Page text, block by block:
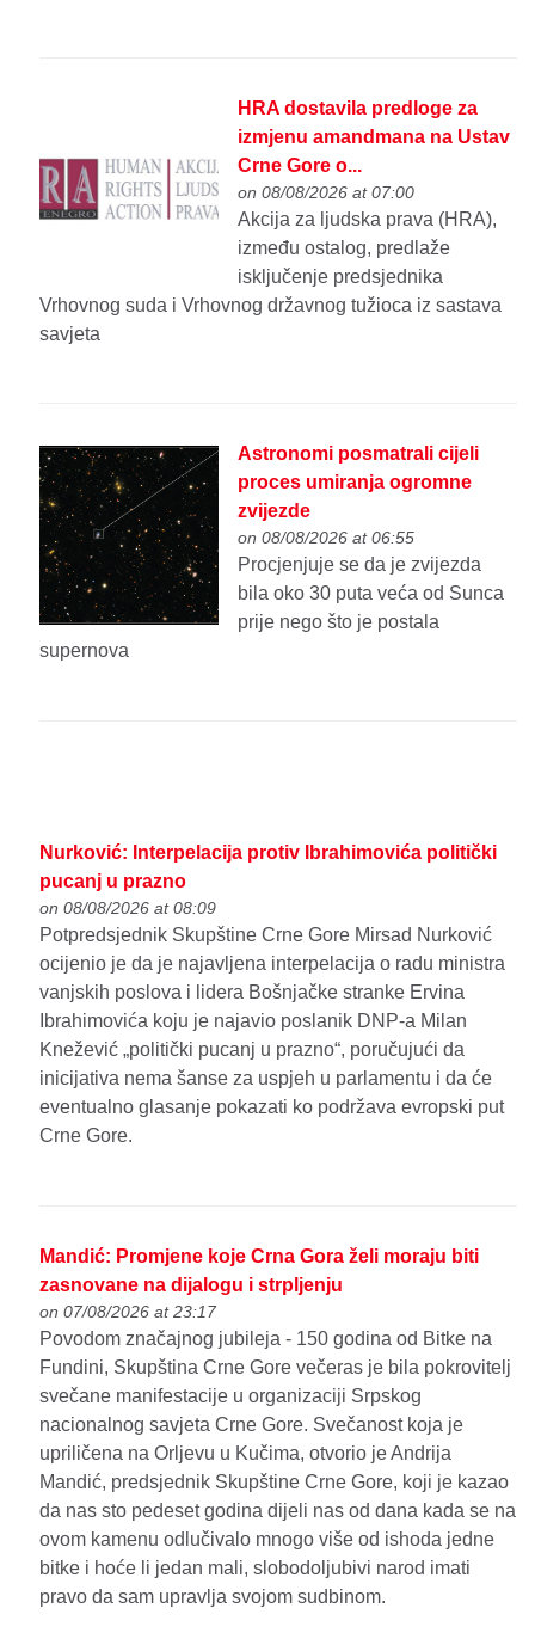
HRA dostavila predloge za
izmjenu amandmana na Ustav
Crne Gore o...
on 08/08/2026 at 07:00
Akcija za ljudska prava (HRA),
između ostalog, predlaže
isključenje predsjednika
Vrhovnog suda i Vrhovnog državnog tužioca iz sastava
savjeta
Astronomi posmatrali cijeli
proces umiranja ogromne
zvijezde
on 08/08/2026 at 06:55
Procjenjuje se da je zvijezda
bila oko 30 puta veća od Sunca
prije nego što je postala
supernova
Nurković: Interpelacija protiv Ibrahimovića politički
pucanj u prazno
on 08/08/2026 at 08:09
Potpredsjednik Skupštine Crne Gore Mirsad Nurković
ocijenio je da je najavljena interpelacija o radu ministra
vanjskih poslova i lidera Bošnjačke stranke Ervina
Ibrahimovića koju je najavio poslanik DNP-a Milan
Knežević „politički pucanj u prazno“, poručujući da
inicijativa nema šanse za uspjeh u parlamentu i da će
eventualno glasanje pokazati ko podržava evropski put
Crne Gore.
Mandić: Promjene koje Crna Gora želi moraju biti
zasnovane na dijalogu i strpljenju
on 07/08/2026 at 23:17
Povodom značajnog jubileja - 150 godina od Bitke na
Fundini, Skupština Crne Gore večeras je bila pokrovitelj
svečane manifestacije u organizaciji Srpskog
nacionalnog savjeta Crne Gore. Svečanost koja je
upriličena na Orljevu u Kučima, otvorio je Andrija
Mandić, predsjednik Skupštine Crne Gore, koji je kazao
da nas sto pedeset godina dijeli nas od dana kada se na
ovom kamenu odlučivalo mnogo više od ishoda jedne
bitke i hoće li jedan mali, slobodoljubivi narod imati
pravo da sam upravlja svojom sudbinom.